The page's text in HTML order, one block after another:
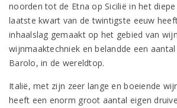
noorden tot de Etna op Sicilië in het
laatste kwart van de twintigste eeuw
inhaalslag gemaakt op het gebied van
wijnmaaktechniek en belandde een
Barolo, in de wereldtop.
Italië, met zijn zeer lange en boeiende
heeft een enorm groot aantal eigen